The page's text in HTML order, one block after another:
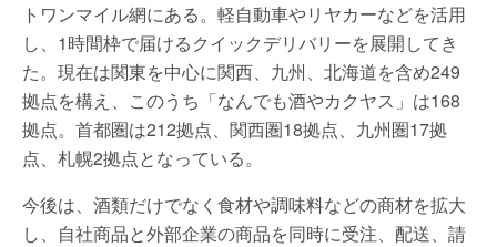
トワンマイル網にある。軽自動車やリヤカーなどを活用
し、1時間枠で届けるクイックデリバリーを展開してき
た。現在は関東を中心に関西、九州、北海道を含め249
拠点を構え、このうち「なんでも酒やカクヤス」は168
拠点。首都圏は212拠点、関西圏18拠点、九州圏17拠
点、札幌2拠点となっている。
今後は、酒類だけでなく食材や調味料などの商材を拡大
し、自社商品と外部企業の商品を同時に受注、配送、請